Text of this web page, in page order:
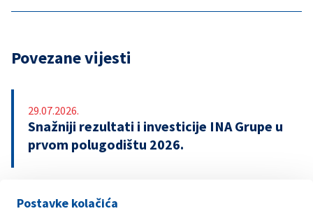
Postavke kolačića
Povezane vijesti
29.07.2026.
Snažniji rezultati i investicije INA Grupe u
prvom polugodištu 2026.